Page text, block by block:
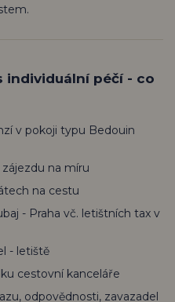
individuální péčí - co
v pokoji typu Bedouin
na míru
na cestu
- Praha vč. letištních tax v
- letiště
cestovní kanceláře
odpovědnosti, zavazadel